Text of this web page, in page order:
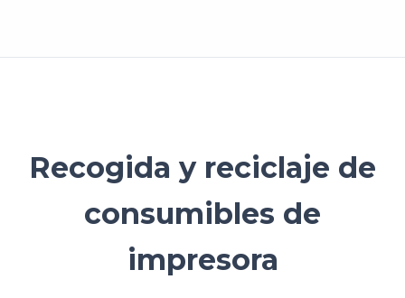
Recogida y reciclaje de
consumibles de
impresora